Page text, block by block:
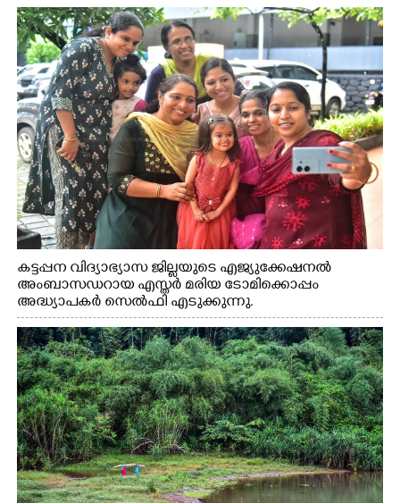
കട്ടപ്പന വിദ്യാഭ്യാസ ജില്ലയുടെ എജ്യുക്കേഷനൽ
അംബാസഡറായ എസ്തർ മരിയ ടോമിക്കൊപ്പം
അദ്ധ്യാപകർ സെൽഫി എടുക്കുന്നു.